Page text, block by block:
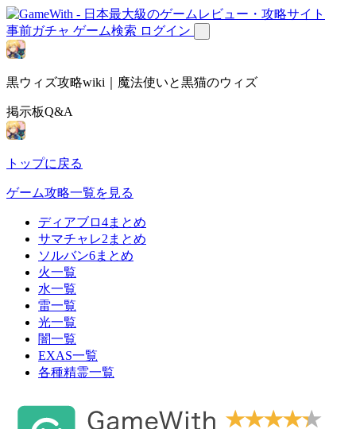
事前ガチャ ゲーム検索 ログイン
黒ウィズ攻略wiki｜魔法使いと黒猫のウィズ
掲示板Q&A
トップに戻る
ゲーム攻略一覧を見る
ディアブロ4まとめ
サマチャレ2まとめ
ソルバン6まとめ
火一覧
水一覧
雷一覧
光一覧
闇一覧
EXAS一覧
各種精霊一覧